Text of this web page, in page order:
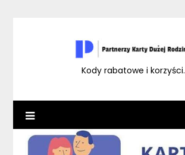
Kody rabatowe i korzyści.